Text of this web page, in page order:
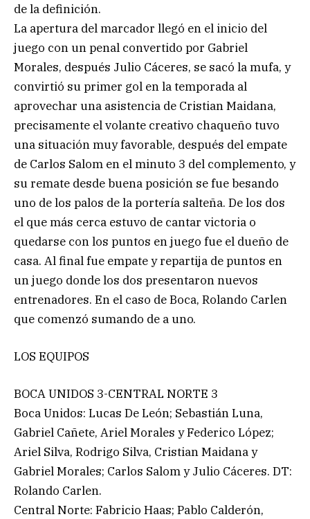
de la definición.
La apertura del marcador llegó en el inicio del
juego con un penal convertido por Gabriel
Morales, después Julio Cáceres, se sacó la mufa, y
convirtió su primer gol en la temporada al
aprovechar una asistencia de Cristian Maidana,
precisamente el volante creativo chaqueño tuvo
una situación muy favorable, después del empate
de Carlos Salom en el minuto 3 del complemento, y
su remate desde buena posición se fue besando
uno de los palos de la portería salteña. De los dos
el que más cerca estuvo de cantar victoria o
quedarse con los puntos en juego fue el dueño de
casa. Al final fue empate y repartija de puntos en
un juego donde los dos presentaron nuevos
entrenadores. En el caso de Boca, Rolando Carlen
que comenzó sumando de a uno.
LOS EQUIPOS
BOCA UNIDOS 3-CENTRAL NORTE 3
Boca Unidos: Lucas De León; Sebastián Luna,
Gabriel Cañete, Ariel Morales y Federico López;
Ariel Silva, Rodrigo Silva, Cristian Maidana y
Gabriel Morales; Carlos Salom y Julio Cáceres. DT:
Rolando Carlen.
Central Norte: Fabricio Haas; Pablo Calderón,